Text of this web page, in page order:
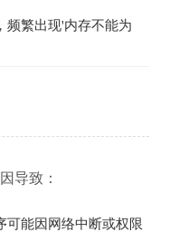
频繁出现'内存不能为
导致：
可能因网络中断或权限